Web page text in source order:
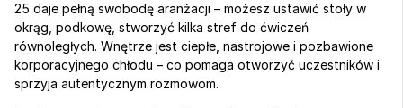
25 daje pełną swobodę aranżacji – możesz ustawić stoły w
okrąg, podkowę, stworzyć kilka stref do ćwiczeń
równoległych. Wnętrze jest ciepłe, nastrojowe i pozbawione
korporacyjnego chłodu – co pomaga otworzyć uczestników i
sprzyja autentycznym rozmowom.